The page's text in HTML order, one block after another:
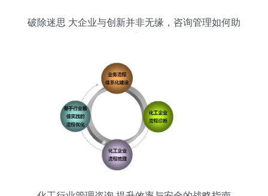
破除迷思 大企业与创新并非无缘，咨询管理如何助